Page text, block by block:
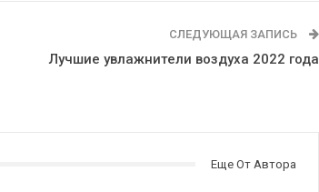
СЛЕДУЮЩАЯ ЗАПИСЬ
Лучшие увлажнители воздуха 2022 года
Еще От Автора